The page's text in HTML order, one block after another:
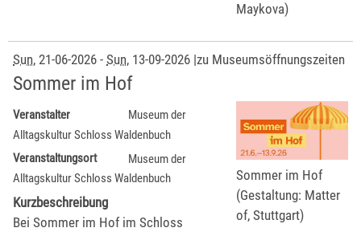
Maykova)
Sun, 21-06-2026 - Sun, 13-09-2026 |zu Museumsöffnungszeiten
Sommer im Hof
Sommer im Hof
(Gestaltung: Matter
of, Stuttgart)
Veranstalter
Museum der
Alltagskultur Schloss Waldenbuch
Veranstaltungsort
Museum der
Alltagskultur Schloss Waldenbuch
Kurzbeschreibung
Bei Sommer im Hof im Schloss